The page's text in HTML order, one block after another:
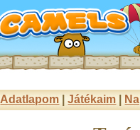
Adatlapom |Játékaim